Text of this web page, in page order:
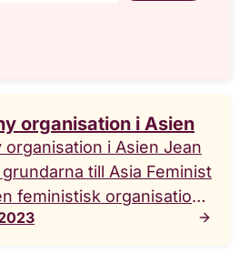
organisation i Asien
organisation i Asien Jean
till Asia Feminist
feministisk organisation
bisexuella och